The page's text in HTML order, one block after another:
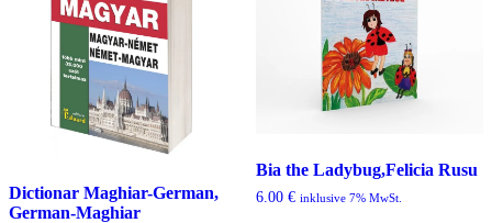
Dictionar Maghiar-German,
German-Maghiar
Bia the Ladybug,Felicia Rusu
6.00 € inklusive 7% MwSt.